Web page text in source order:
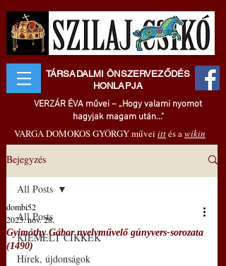
TÁRSADALMI ÖNSZERVEZŐDÉS
HONLAPJA
VERZÁR ÉVA művei – „Hogy valami nyomot
hagyjak magam után..."
VARGA DOMOKOS GYÖRGY művei ittés awikin
Bejegyzés
All Posts
KIEMELT CIKKEK
Hírek, újdonságok
All Posts
Gyimóthy Gábor nyelvművelő gúnyvers-sorozata
(1490)
dombi52
2025. nov. 28.